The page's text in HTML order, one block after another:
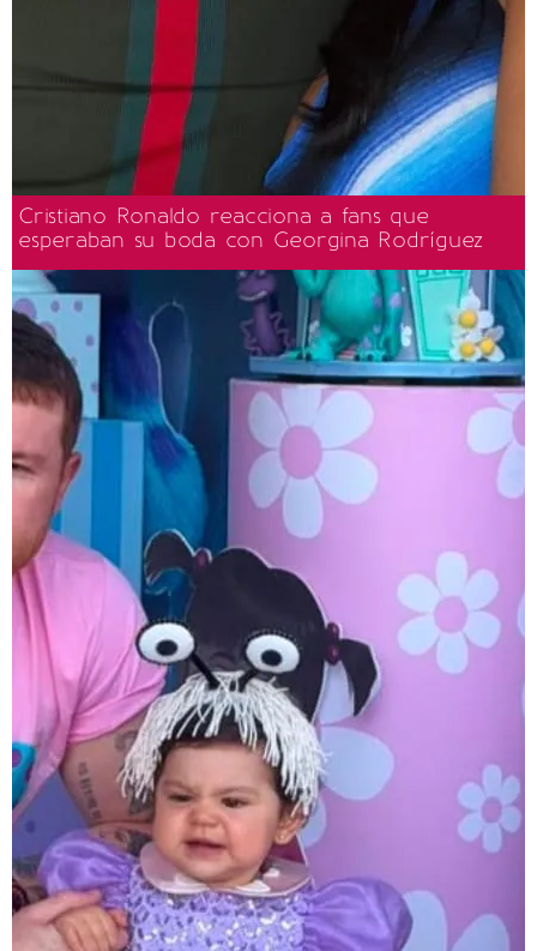
Cristiano Ronaldo reacciona a fans que
esperaban su boda con Georgina Rodríguez